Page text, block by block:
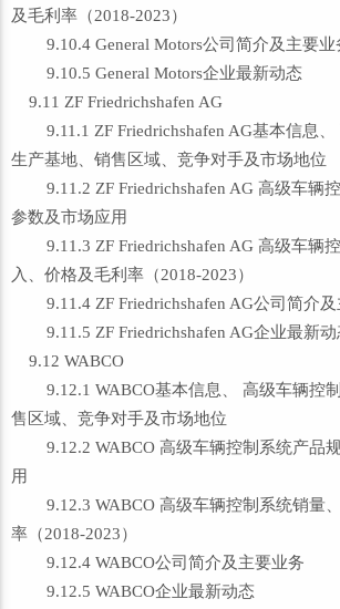
及毛利率（2018-2023）
9.10.4 General Motors公司简介及主要业
9.10.5 General Motors企业最新动态
9.11 ZF Friedrichshafen AG
9.11.1 ZF Friedrichshafen AG基本信息、
生产基地、销售区域、竞争对手及市场地位
9.11.2 ZF Friedrichshafen AG 高级车辆控
参数及市场应用
9.11.3 ZF Friedrichshafen AG 高级车辆
入、价格及毛利率（2018-2023）
9.11.4 ZF Friedrichshafen AG公司简介及
9.11.5 ZF Friedrichshafen AG企业最新动
9.12 WABCO
9.12.1 WABCO基本信息、 高级车辆控
售区域、竞争对手及市场地位
9.12.2 WABCO 高级车辆控制系统产品
用
9.12.3 WABCO 高级车辆控制系统销量、
率（2018-2023）
9.12.4 WABCO公司简介及主要业务
9.12.5 WABCO企业最新动态